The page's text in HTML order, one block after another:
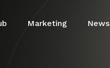
Marketing News
Cart